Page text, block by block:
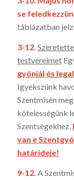
se
táblázat­ban
3-12.
testvéreimet
gyónjál és
Igyekszünk
Szentmisén
kötelességünk
Szentségekhez.
van e
határideje!
9-12. A